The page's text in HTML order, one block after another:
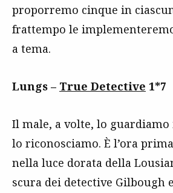
proporremo cinque in
frattempo le
a tema.
Lungs – True Detective 1*7
Il male, a volte, lo guardiamo
lo riconosciamo. È l’ora
nella luce dorata della
scura dei detective Gilbough